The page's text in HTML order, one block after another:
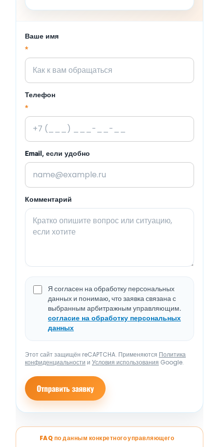
Ваше имя
*
Телефон
*
Email, если удобно
Комментарий
Я согласен на обработку персональных
данных и понимаю, что заявка связана с
выбранным арбитражным управляющим.
согласие на обработку персональных
данных
Этот сайт защищён reCAPTCHA. Применяются Политика
конфиденциальности и Условия использования Google.
Отправить заявку
FAQ по данным конкретного управляющего